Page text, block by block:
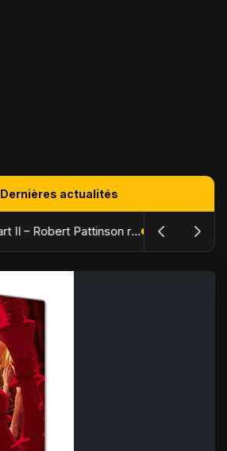
Dernières actualités
The Batman : Part II – Robert Pattinson replonge dans les ténèbres de Gotham dès octobre 2027